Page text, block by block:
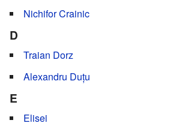
Nichifor Crainic
D
Traian Dorz
Alexandru Duțu
E
Elisei